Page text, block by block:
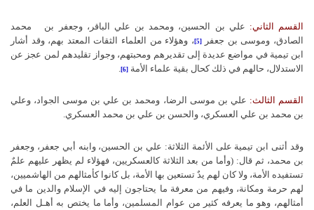
القسم الثاني: علي بن الحسين، ومحمد بن علي الباقر، وجعفر بن
محمد
الصادق، وموسى بن جعفر[5]
، وهؤلاء من العلماء الثقات المعتد بهم، وقد أشار
ابن تيمية في مواضع عديدة إلى تقديرهم ومحبتهم، وجواز تقليدهم لمن عجز عن
الاستدلال، حالهم في ذلك كحال بقية علماء الأمة [6]
القسم الثالث: علي بن موسى الرضا، ومحمد بن علي بن موسى الجواد، وعلي
بن محمد بن علي العسكري، والحسن بن علي بن محمد العسكري.
وقد أثنى ابن تيمية على الأئمة الثلاثة: علي بن الحسين، وابنه أبي جعفر، وجعفر
بن محمد، ثم قال: (وأما من بعد الثلاثة كالعسكريين، فهؤلاء لم يظهر عليهم علمٌ
تستفيده الأمة، ولا كان لهم يدٌ تستعين بها الأمة، بل كانوا كأمثالهم من الهاشميين،
لهم حرمة ومكانة، وفيهم من معرفة ما يحتاجون إليه في الإسلام والدين ما في
أمثالهم، وهو ما يعرفه كثير من عوام المسلمين، وأما ما يختص به أهـل العلم،